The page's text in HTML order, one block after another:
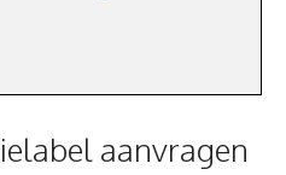
aanvragen